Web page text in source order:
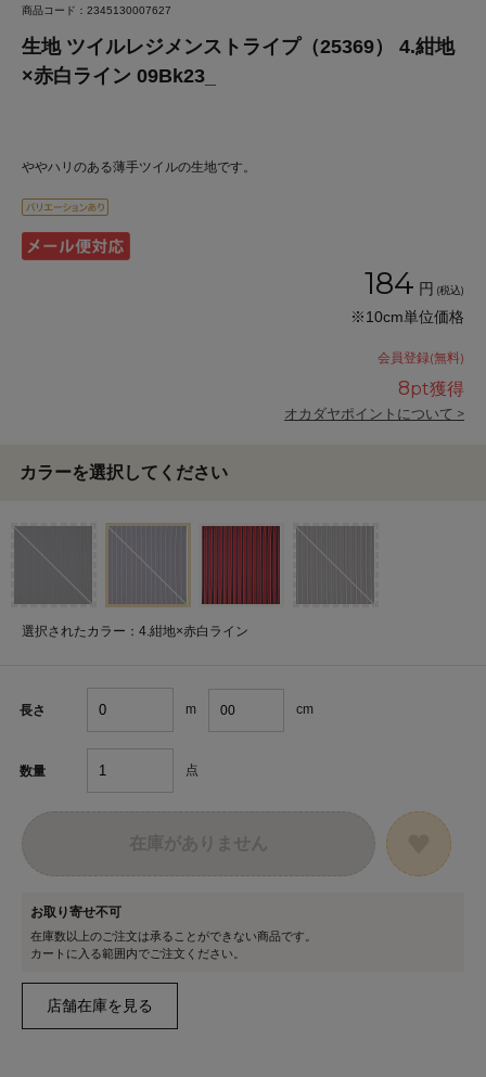
商品コード：2345130007627
生地 ツイルレジメンストライプ（25369） 4.紺地
×赤白ライン 09Bk23_
ややハリのある薄手ツイルの生地です。
184 円 (税込)
※10cm単位価格
会員登録(無料)
8pt獲得
オカダヤポイントについて >
カラーを選択してください
選択されたカラー：4.紺地×赤白ライン
長さ m cm
数量 点
お取り寄せ不可
在庫数以上のご注文は承ることができない商品です。
カートに入る範囲内でご注文ください。